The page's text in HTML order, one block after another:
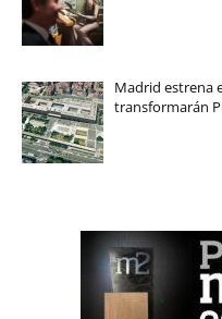
Madrid estrena
transformarán